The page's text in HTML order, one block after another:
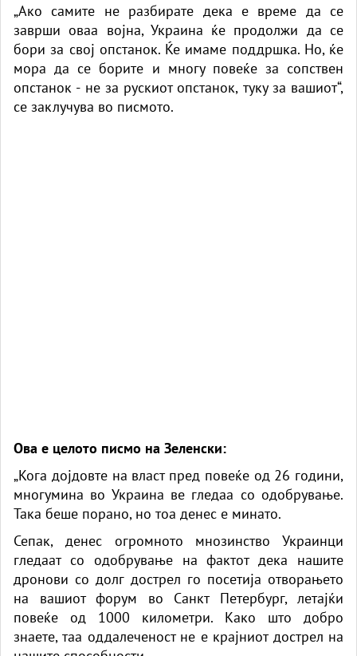
„Ако самите не разбирате дека е време да се
заврши оваа војна, Украина ќе продолжи да се
бори за свој опстанок. Ќе имаме поддршка. Но, ќе
мора да се борите и многу повеќе за сопствен
опстанок - не за рускиот опстанок, туку за вашиот“,
се заклучува во писмото.
Ова е целото писмо на Зеленски:
„Кога дојдовте на власт пред повеќе од 26 години,
многумина во Украина ве гледаа со одобрување.
Така беше порано, но тоа денес е минато.
Сепак, денес огромното мнозинство Украинци
гледаат со одобрување на фактот дека нашите
дронови со долг дострел го посетија отворањето
на вашиот форум во Санкт Петербург, летајќи
повеќе од 1000 километри. Како што добро
знаете, таа оддалеченост не е крајниот дострел на